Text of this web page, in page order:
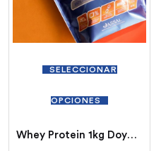
SELECCIONAR
OPCIONES
Whey Protein 1kg Doypack